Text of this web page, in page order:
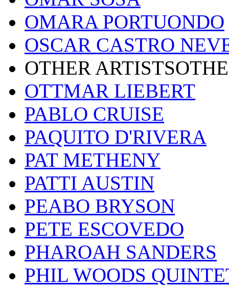
OMARA PORTUONDO
OSCAR CASTRO
OTHER
OTTMAR LIEBERT
PABLO CRUISE
PAQUITO D'RIVERA
PAT METHENY
PATTI AUSTIN
PEABO BRYSON
PETE ESCOVEDO
PHAROAH SANDERS
PHIL WOODS